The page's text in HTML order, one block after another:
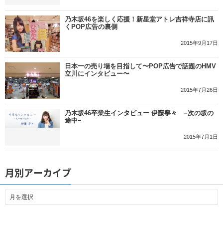
乃木坂46を楽しく応援！新星堂アトレ吉祥寺店に訊
くPOP広告の裏側
2015年9月17日
日本一の売り場を目指して〜POP広告で話題のHMV
立川にインタビュー〜
2015年7月26日
乃木坂46卒業生インタビュー 伊藤寧々 −次の坂の
途中−
2015年7月1日
月別アーカイブ